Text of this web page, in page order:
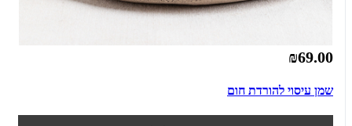
₪69.00
שמן עיסוי להורדת חום